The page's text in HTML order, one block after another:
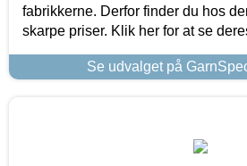
fabrikkerne. Derfor finder du hos
skarpe priser. Klik her for at se
Se udvalget på